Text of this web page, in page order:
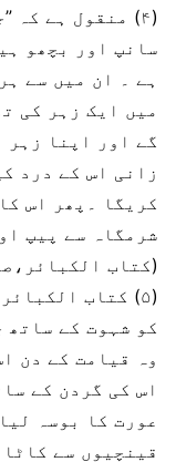
(۴) منقول ہے کہ
سانپ اور بچھو
ہے ۔ ان میں سے
میں ایک زہر کی
گے اور اپنا زہر
زانی اس کے درد
کریگا ۔پھر اس
شرمگاہ سے پیپ
(کتاب
(۵) کتاب
کو شہوت کے ساتھ
وہ قیامت کے دن
اس کی گردن کے
عورت کا بوسہ
قینچیوں سے